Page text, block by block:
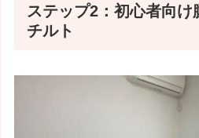
ステップ2：初心者向け
チルト